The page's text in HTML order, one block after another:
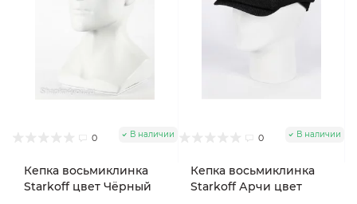
0 В наличии
Кепка восьмиклинка
Starkoff цвет Чёрный
0 В наличии
Кепка восьмиклинка
Starkoff Арчи цвет